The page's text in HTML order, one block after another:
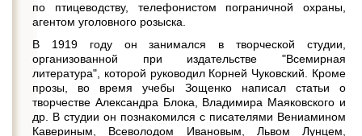
по птицеводству, телефонистом пограничной охраны,
агентом уголовного розыска.
В 1919 году он занимался в творческой студии,
организованной при издательстве "Всемирная
литература", которой руководил Корней Чуковский. Кроме
прозы, во время учебы Зощенко написал статьи о
творчестве Александра Блока, Владимира Маяковского и
др. В студии он познакомился с писателями Вениамином
Кавериным, Всеволодом Ивановым, Львом Лунцем,